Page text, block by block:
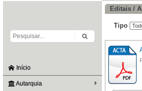
Início
Autarquia
Editais /
Tipo